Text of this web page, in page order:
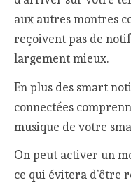
aux autres montres
reçoivent pas de
largement mieux.
En plus des smart
connectées
musique de votre
On peut activer un
ce qui évitera d’être